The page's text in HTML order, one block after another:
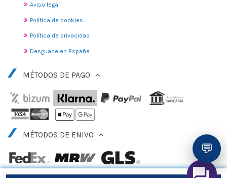
Aviso legal
Política de cookies
Política de privacidad
Desguace en España
MÉTODOS DE PAGO
MÉTODOS DE ENIVO
💬